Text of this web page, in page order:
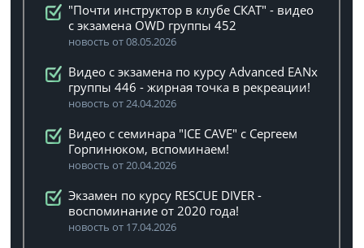
"Почти инструктор в клубе СКАТ" - видео
с экзамена OWD группы 452
новость от 08.05.2026
Видео с экзамена по курсу Advanced EANx
группы 446 - жирная точка в рекреации!
новость от 24.04.2026
Видео с семинара "ICE CAVE" с Сергеем
Горпинюком, вспоминаем!
новость от 20.04.2026
Экзамен по курсу RESCUE DIVER -
воспоминание от 2020 года!
новость от 17.04.2026